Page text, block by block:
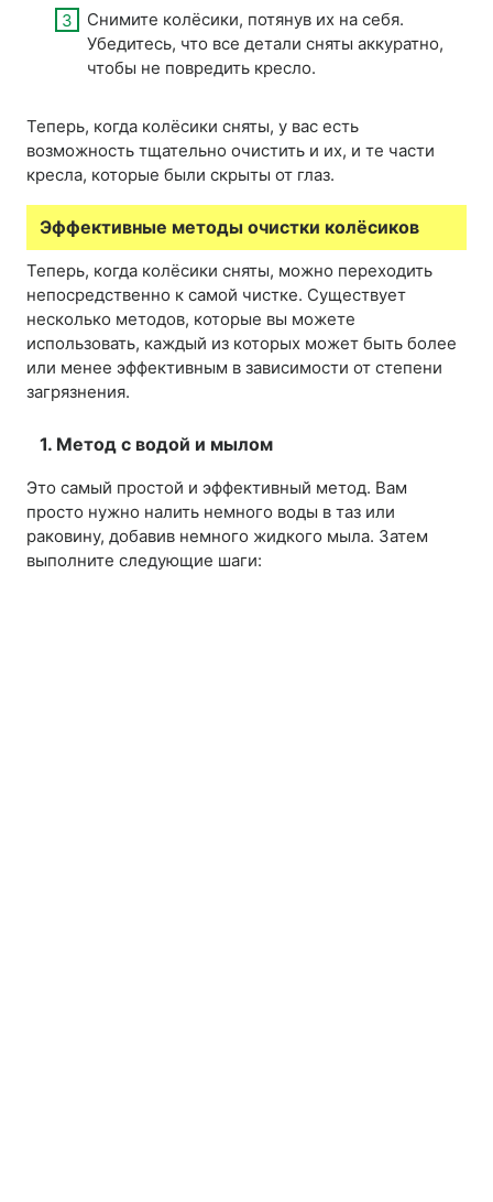
Снимите колёсики, потянув их на себя.
Убедитесь, что все детали сняты аккуратно,
чтобы не повредить кресло.
Теперь, когда колёсики сняты, у вас есть
возможность тщательно очистить и их, и те части
кресла, которые были скрыты от глаз.
Эффективные методы очистки колёсиков
Теперь, когда колёсики сняты, можно переходить
непосредственно к самой чистке. Существует
несколько методов, которые вы можете
использовать, каждый из которых может быть более
или менее эффективным в зависимости от степени
загрязнения.
1. Метод с водой и мылом
Это самый простой и эффективный метод. Вам
просто нужно налить немного воды в таз или
раковину, добавив немного жидкого мыла. Затем
выполните следующие шаги: